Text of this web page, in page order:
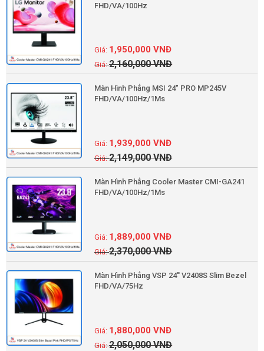
FHD/VA/100Hz
2,160,000VNĐ
1,950,000VNĐ
Màn Hình Phẳng MSI 24" PRO MP245V
FHD/VA/100Hz/1Ms
2,149,000VNĐ
1,939,000VNĐ
Màn Hình Phẳng Cooler Master CMI-GA241
FHD/VA/100Hz/1Ms
2,370,000VNĐ
1,889,000VNĐ
Màn Hình Phẳng VSP 24'' V2408S Slim Bezel
FHD/VA/75Hz
2,050,000VNĐ
1,880,000VNĐ